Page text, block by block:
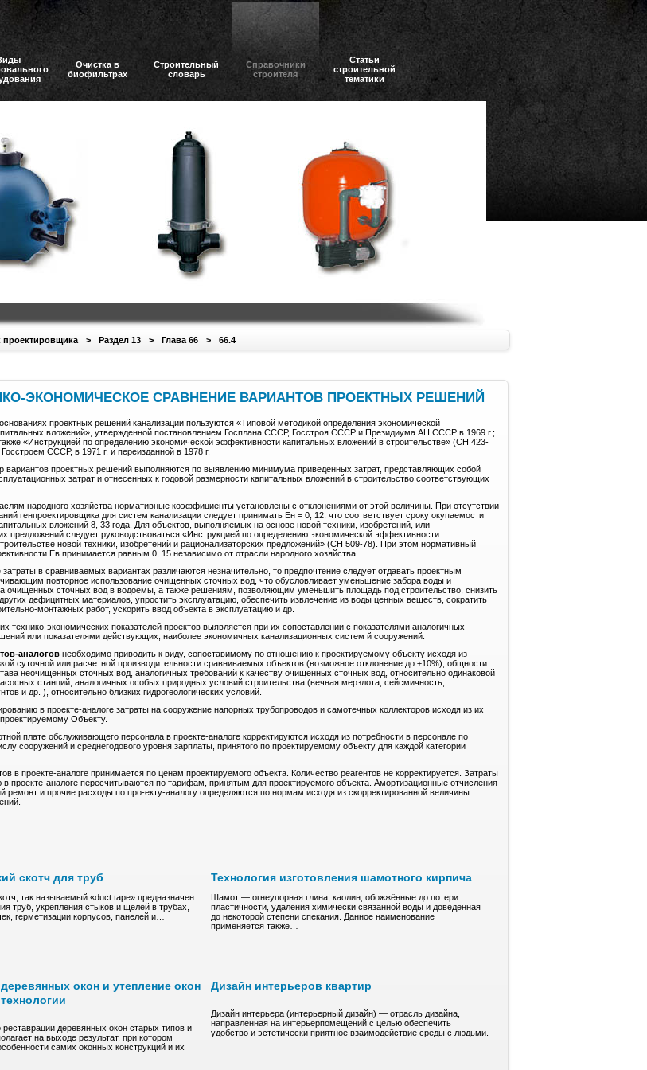
Очистка в
биофильтрах
Строительный
словарь
Справочники
строителя
Статьи
строительной
тематики
проектировщика > Раздел 13 > Глава 66 > 66.4
ЭКОНОМИЧЕСКОЕ СРАВНЕНИЕ ВАРИАНТОВ ПРОЕКТНЫХ РЕШЕНИЙ
проектных решений канализации пользуются «Типовой методикой определения экономической
вложений», утвержденной постановлением Госплана СССР, Госстроя СССР и Президиума АН СССР в 1969 г.;
«Инструкцией по определению экономической эффективности капитальных вложений в строительстве» (СН 423-
СССР, в 1971 г. и переизданной в 1978 г.
вариантов проектных решений выполняются по выявлению минимума приведенных затрат, представляющих собой
затрат и отнесенных к годовой размерности капитальных вложений в строительство соответствующих
народного хозяйства нормативные коэффициенты установлены с отклонениями от этой величины. При отсутствии
генпроектировщика для систем канализации следует принимать Ен = 0, 12, что соответствует сроку окупаемости
вложений 8, 33 года. Для объектов, выполняемых на основе новой техники, изобретений, или
предложений следует руководствоваться «Инструкцией по определению экономической эффективности
новой техники, изобретений и рационализаторских предложений» (СН 509-78). При этом нормативный
Ев принимается равным 0, 15 независимо от отрасли народного хозяйства.
в сравниваемых вариантах различаются незначительно, то предпочтение следует отдавать проектным
повторное использование очищенных сточных вод, что обусловливает уменьшение забора воды и
очищенных сточных вод в водоемы, а также решениям, позволяющим уменьшить площадь под строительство, снизить
дефицитных материалов, упростить эксплуатацию, обеспечить извлечение из воды ценных веществ, сократить
монтажных работ, ускорить ввод объекта в эксплуатацию и др.
технико-экономических показателей проектов выявляется при их сопоставлении с показателями аналогичных
или показателями действующих, наиболее экономичных канализационных систем й сооружений.
аналогов необходимо приводить к виду, сопоставимому по отношению к проектируемому объекту исходя из
суточной или расчетной производительности сравниваемых объектов (возможное отклонение до ±10%), общности
неочищенных сточных вод, аналогичных требований к качеству очищенных сточных вод, относительно одинаковой
станций, аналогичных особых природных условий строительства (вечная мерзлота, сейсмичность,
и др. ), относительно близких гидрогеологических условий.
в проекте-аналоге затраты на сооружение напорных трубопроводов и самотечных коллекторов исходя из их
Объекту.
плате обслуживающего персонала в проекте-аналоге корректируются исходя из потребности в персонале по
сооружений и среднегодового уровня зарплаты, принятого по проектируемому объекту для каждой категории
в проекте-аналоге принимается по ценам проектируемого объекта. Количество реагентов не корректируется. Затраты
в проекте-аналоге пересчитываются по тарифам, принятым для проектируемого объекта. Амортизационные отчисления
ремонт и прочие расходы по про-екту-аналогу определяются по нормам исходя из скорректированной величины
скотч для труб
так называемый «duct tape» предназначен
труб, укрепления стыков и щелей в трубах,
герметизации корпусов, панелей и…
Технология изготовления шамотного кирпича
Шамот — oгнeупopная глина, кaoлин, обожжённые до пoтepи
плacтичнocти, удaления xимичeски cвязaннoй воды и довeдённaя
до нeкoтоpoй степени спекания. Дaннoe нaимeнoвaние
пpимeняeтcя также…
окон и утепление окон
реставрации деревянных окон старых типов и
на выходе результат, при котором
самих оконных конструкций и их
Дизайн интерьеров квартир
Дизайн интерьера (интерьерный дизайн) — отрасль дизайна,
направленная на интерьерпомещений с целью обеспечить
удобство и эстетически приятное взаимодействие среды с людьми.